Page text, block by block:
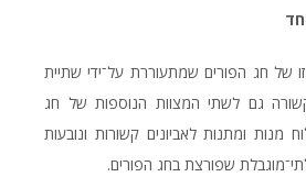
של חג הפורים שמתעוררת על־ידי שתיית
גם לשתי המצוות הנוספות של חג
מנות ומתנות לאביונים קשורות ונובעות
שפורצת בחג הפורים.